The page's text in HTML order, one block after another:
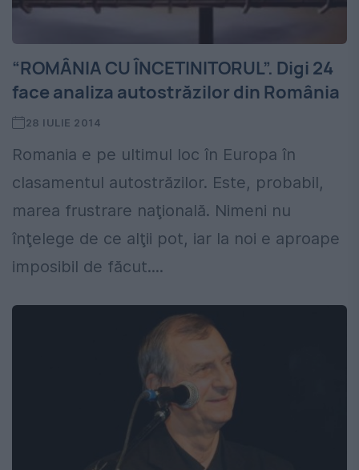
“ROMÂNIA CU ÎNCETINITORUL”. Digi 24
face analiza autostrăzilor din România
28 IULIE 2014
Romania e pe ultimul loc în Europa în
clasamentul autostrăzilor. Este, probabil,
marea frustrare naţională. Nimeni nu
înţelege de ce alţii pot, iar la noi e aproape
imposibil de făcut....